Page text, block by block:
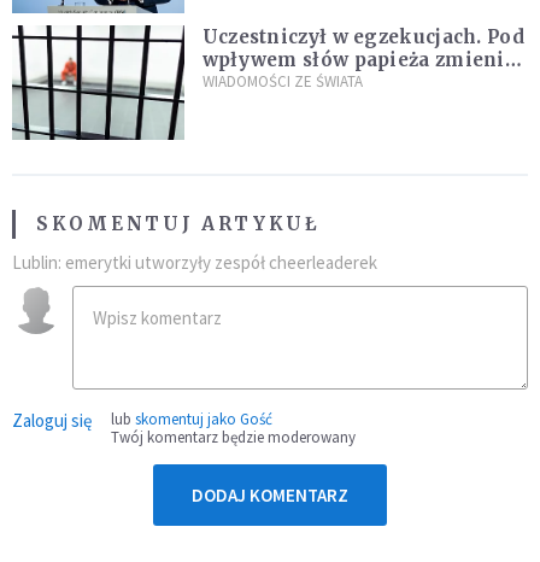
Uczestniczył w egzekucjach. Pod
wpływem słów papieża zmienił
zdanie
WIADOMOŚCI ZE ŚWIATA
SKOMENTUJ ARTYKUŁ
Lublin: emerytki utworzyły zespół cheerleaderek
Zaloguj się lub skomentuj jako Gość
Twój komentarz będzie moderowany
DODAJ KOMENTARZ